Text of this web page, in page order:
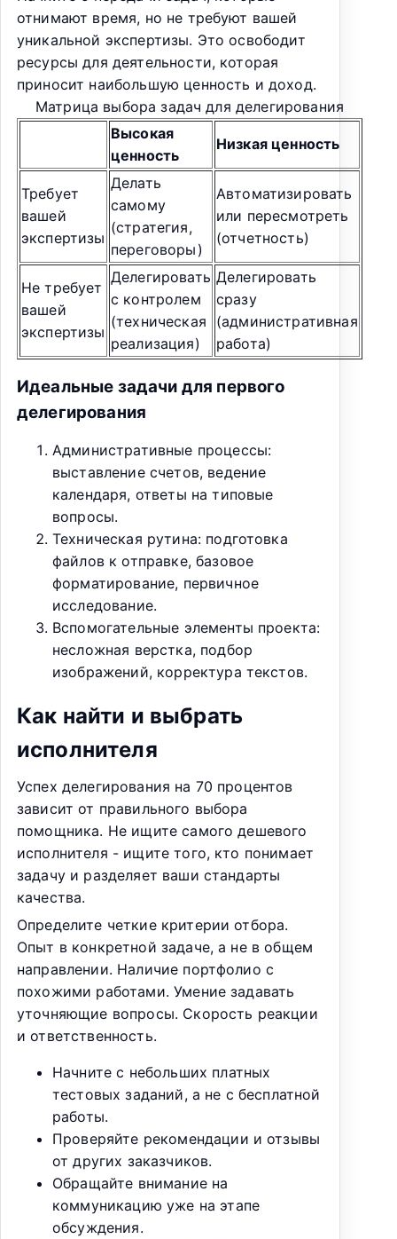
отнимают время, но не требуют вашей
уникальной экспертизы. Это освободит
ресурсы для деятельности, которая
приносит наибольшую ценность и доход.
Матрица выбора задач для делегирования
Высокая
ценность
Низкая ценность
Требует
вашей
экспертизы
Делать
самому
(стратегия,
переговоры)
Автоматизировать
или пересмотреть
(отчетность)
Не требует
вашей
экспертизы
Делегировать
с контролем
(техническая
реализация)
Делегировать
сразу
(административная
работа)
Идеальные задачи для первого
делегирования
Административные процессы:
выставление счетов, ведение
календаря, ответы на типовые
вопросы.
Техническая рутина: подготовка
файлов к отправке, базовое
форматирование, первичное
исследование.
Вспомогательные элементы проекта:
несложная верстка, подбор
изображений, корректура текстов.
Как найти и выбрать
исполнителя
Успех делегирования на 70 процентов
зависит от правильного выбора
помощника. Не ищите самого дешевого
исполнителя - ищите того, кто понимает
задачу и разделяет ваши стандарты
качества.
Определите четкие критерии отбора.
Опыт в конкретной задаче, а не в общем
направлении. Наличие портфолио с
похожими работами. Умение задавать
уточняющие вопросы. Скорость реакции
и ответственность.
Начните с небольших платных
тестовых заданий, а не с бесплатной
работы.
Проверяйте рекомендации и отзывы
от других заказчиков.
Обращайте внимание на
коммуникацию уже на этапе
обсуждения.